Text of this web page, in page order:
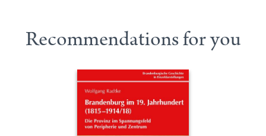
Recommendations for you